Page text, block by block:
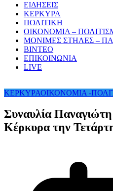
ΕΙΔΗΣΕΙΣ
ΚΕΡΚΥΡΑ
ΠΟΛΙΤΙΚΗ
ΟΙΚΟΝΟΜΙΑ –
ΜΟΝΙΜΕΣ ΣΤΗΛΕΣ –
ΒΙΝΤΕΟ
ΕΠΙΚΟΙΝΩΝΙΑ
LIVE
ΚΕΡΚΥΡΑΟΙΚΟΝΟΜΙΑ -
Συναυλία
Κέρκυρα την